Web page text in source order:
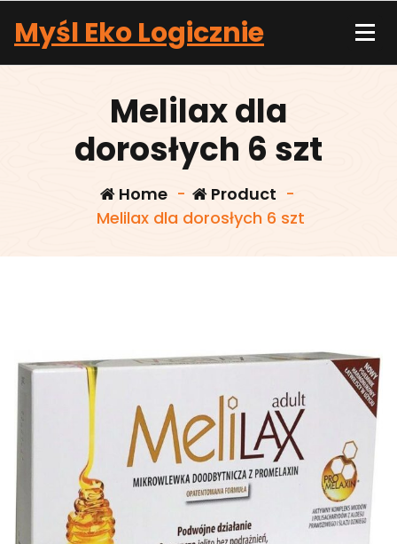
content
Myśl Eko Logicznie
Melilax dla
dorosłych 6 szt
Home- Product -
Melilax dla dorosłych 6 szt